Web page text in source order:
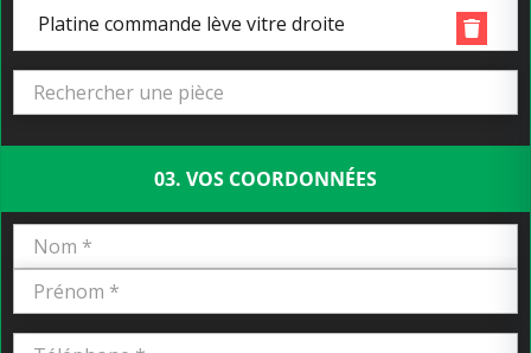
Platine commande lève vitre droite
03. VOS COORDONNÉES